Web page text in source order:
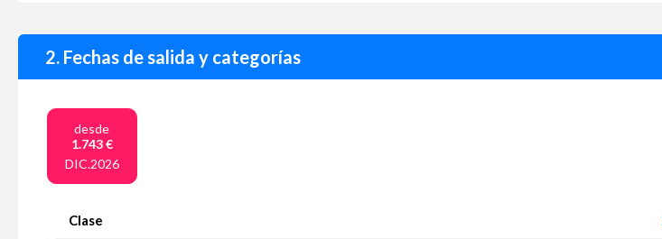
2. Fechas de salida y categorías
desde
1.743 €
DIC.2026
Clase